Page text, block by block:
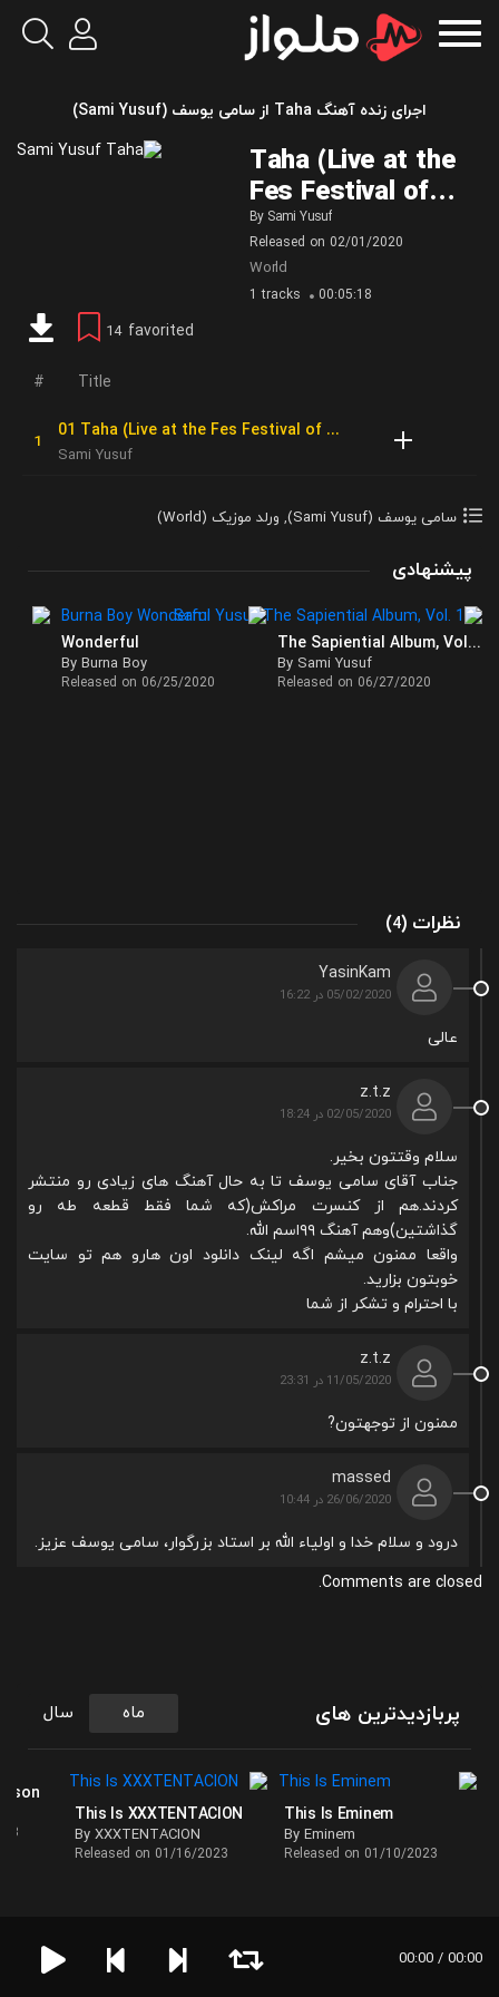
اجرای زنده آهنگ Taha از سامی یوسف (Sami Yusuf)
Taha (Live at the
Fes Festival of
World Sacred
Music)
By Sami Yusuf
Released on 02/01/2020
World
1 tracks 00:05:18
14 favorited
00:00 / 00:00
Title
01 Taha (Live at the Fes Festival of World Sacred Music)
Sami Yusuf
سامی یوسف (Sami Yusuf) , ورلد موزیک (World)
پیشنهادی
The Sapiential Album, Vol. 1
By Sami Yusuf
Released on 06/27/2020
Wonderful
By Burna Boy
Released on 06/25/2020
(4) نظرات
YasinKam
05/02/2020 در 16:22
عالی
z.t.z
02/05/2020 در 18:24
سلام وقتتون بخیر.
جناب آقای سامی یوسف تا به حال آهنگ های زیادی رو منتشر
کردند.هم از کنسرت مراکش(که شما فقط قطعه طه رو
گذاشتین)وهم آهنگ ۹۹اسم الله.
واقعا ممنون میشم اگه لینک دانلود اون هارو هم تو سایت
خوبتون بزارید.
با احترام و تشکر از شما
z.t.z
11/05/2020 در 23:31
ممنون از توجهتون?
massed
26/06/2020 در 10:44
درود و سلام خدا و اولیاء الله بر استاد بزرگوار، سامی یوسف عزیز.
Comments are closed.
پربازدیدترین های ماه سال
This Is Eminem
By Eminem
Released on 01/10/2023
This Is XXXTENTACION
By XXXTENTACION
Released on 01/16/2023